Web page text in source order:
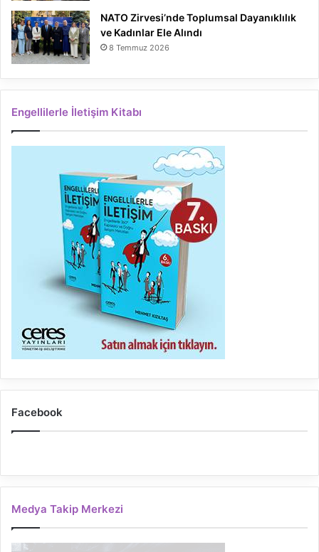
NATO Zirvesi’nde Toplumsal Dayanıklılık
ve Kadınlar Ele Alındı
8 Temmuz 2026
Engellilerle İletişim Kitabı
Facebook
Medya Takip Merkezi